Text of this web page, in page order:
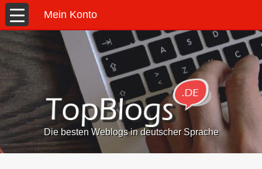
Mein Konto
Die besten Weblogs in deutscher Sprache